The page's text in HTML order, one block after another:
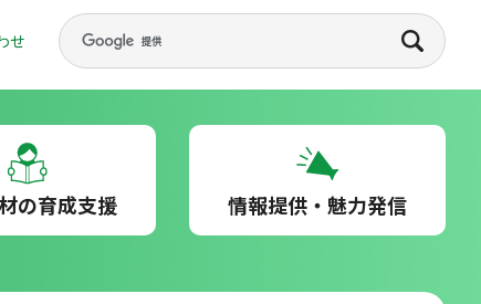
せ
の育成支援 情報提供・魅力発信